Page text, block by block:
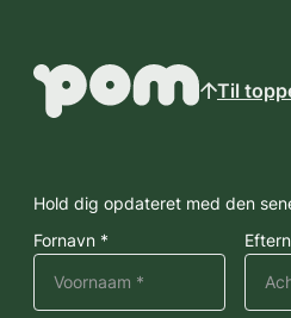
Til
Hold dig opdateret med den
Fornavn *